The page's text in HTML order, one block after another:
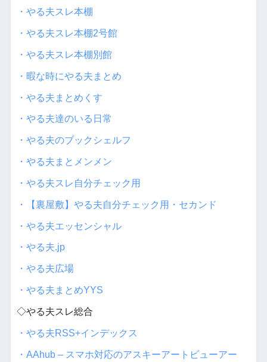
・やる夫スレ本棚
・やる夫スレ本棚2号館
・やる夫スレ本棚別館
・暇な時にやる夫まとめ
・やる夫まとめくす
・やる夫達のいる日常
・やる夫のブックシェルフ
・やる夫まとメンメン
・やる夫スレ自分チェック用
・【裏屋敷】やる夫自分チェック用・セカンド
・やる夫エッセンシャル
・やる夫.jp
・やる夫広場
・やる夫まとめYYS
◇やる夫スレ総合
・やる夫RSS+インデックス
・AAhub – スマホ対応のアスキーアートビューアー